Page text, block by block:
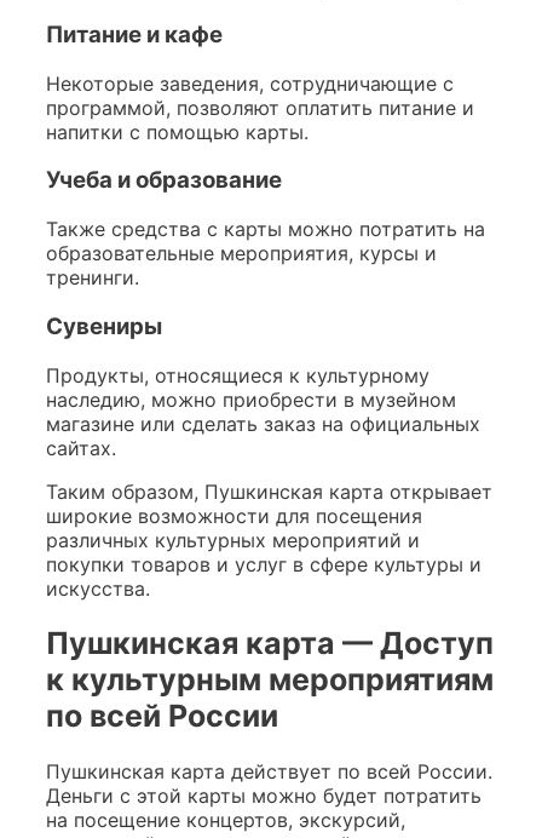
Питание и кафе
Некоторые заведения, сотрудничающие с
программой, позволяют оплатить питание и
напитки с помощью карты.
Учеба и образование
Также средства с карты можно потратить на
образовательные мероприятия, курсы и
тренинги.
Сувениры
Продукты, относящиеся к культурному
наследию, можно приобрести в музейном
магазине или сделать заказ на официальных
сайтах.
Таким образом, Пушкинская карта открывает
широкие возможности для посещения
различных культурных мероприятий и
покупки товаров и услуг в сфере культуры и
искусства.
Пушкинская карта — Доступ
к культурным мероприятиям
по всей России
Пушкинская карта действует по всей России.
Деньги с этой карты можно будет потратить
на посещение концертов, экскурсий,